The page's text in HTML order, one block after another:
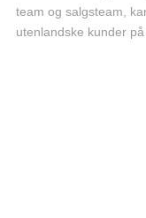
team og salgsteam,
utenlandske kunder